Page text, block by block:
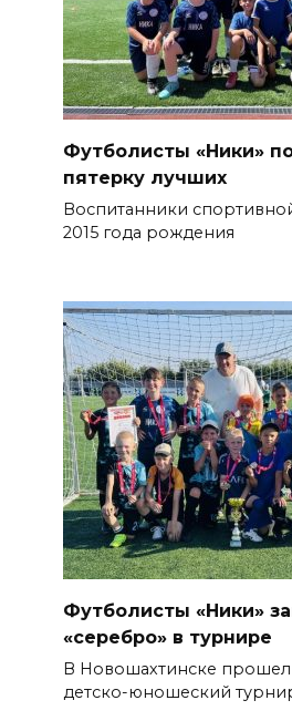
Футболисты «Ники»
пятерку лучших
Воспитанники
2015 года рождения
Футболисты «Ники»
«серебро» в турнире
В Новошахтинске прошел
детско-юношеский